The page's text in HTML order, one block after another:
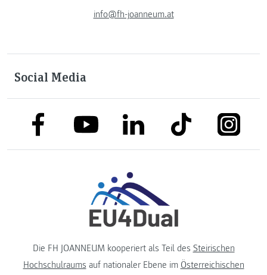
info@fh-joanneum.at
Social Media
link to facebooklink to youtubelink to linkedinlink to tiktok link to
Die FH JOANNEUM kooperiert als Teil des Steirischen
Hochschulraums auf nationaler Ebene im Österreichischen